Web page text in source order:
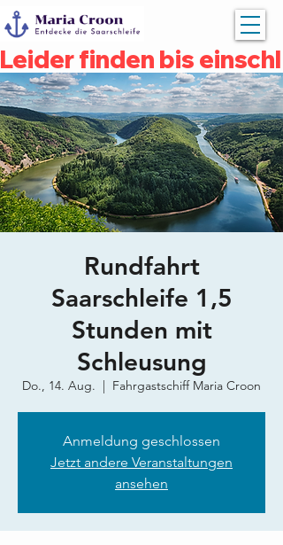
Leider finden bis
Rundfahrt
Saarschleife 1,5
Stunden mit
Schleusung
Do., 14. Aug. Fahrgastschiff Maria Croon
Anmeldung geschlossen
Jetzt andere Veranstaltungen
ansehen